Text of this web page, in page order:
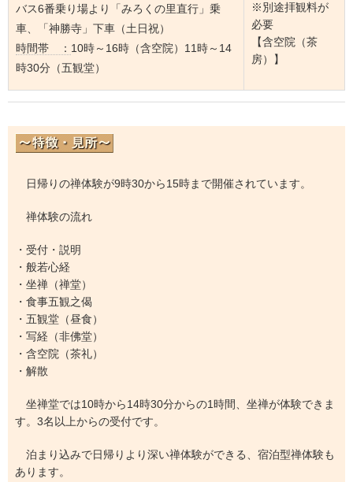
バス6番乗り場より「みろくの里直行」乗
車、「神勝寺」下車（土日祝）
時間帯 ： 10時～16時（含空院）11時～14
時30分（五観堂）
※別途拝観料が
必要
【含空院（茶
房）】
日帰りの禅体験が9時30から15時まで開催されています。
禅体験の流れ
・受付・説明
・般若心経
・坐禅（禅堂）
・食事五観之偈
・五観堂（昼食）
・写経（非佛堂）
・含空院（茶礼）
・解散
坐禅堂では10時から14時30分からの1時間、坐禅が体験できま
す。3名以上からの受付です。
泊まり込みで日帰りより深い禅体験ができる、宿泊型禅体験も
あります。